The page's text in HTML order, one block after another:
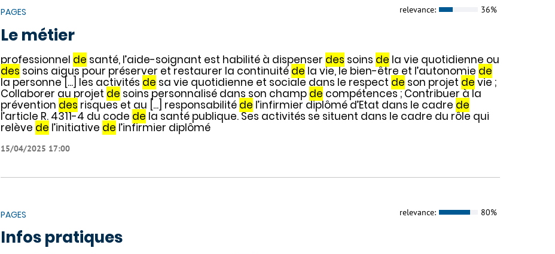
PAGES relevance: 36%
Le métier
professionnel de santé, l’aide-soignant est habilité à dispenser des soins de la vie quotidienne ou
des soins aigus pour préserver et restaurer la continuité de la vie, le bien-être et l’autonomie de
la personne [...] les activités de sa vie quotidienne et sociale dans le respect de son projet de vie ;
Collaborer au projet de soins personnalisé dans son champ de compétences ; Contribuer à la
prévention des risques et au [...] responsabilité de l’infirmier diplômé d’Etat dans le cadre de
l’article R. 4311-4 du code de la santé publique. Ses activités se situent dans le cadre du rôle qui
relève de l’initiative de l’infirmier diplômé
15/04/2025 17:00
PAGES relevance: 80%
Infos pratiques